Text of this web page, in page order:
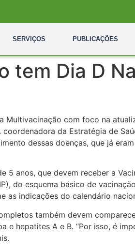
SERVIÇOS PUBLICAÇÕES
tem Dia D
Multivacinação com foco na
da Estratégia de
dessas doenças, que já
anos, que devem receber a
do esquema básico de
as indicações do calendário
também devem
e hepatites A e B. “Por isso, é